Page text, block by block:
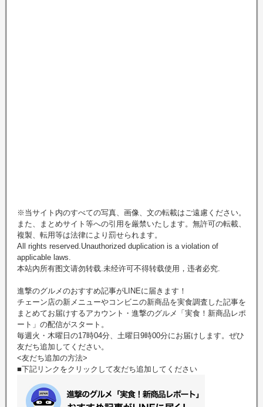
※当サイト内のすべての写真、画像、文の転載はご遠慮ください。
また、まとめサイト等への引用を厳禁いたします。無許可の転載、
複製、転用等は法律により罰せられます。
All rights reserved.Unauthorized duplication is a violation of
applicable laws.
本站內所有图文请勿转载.未经许可不得转载使用，违者必究.
進撃のグルメのおすすめ記事がLINEに届きます！
チェーン店の新メニューやコンビニの新商品を実食調査した記事を
まとめてお届けするアカウント・進撃のグルメ「実食！新商品レポ
ート」の配信がスタート。
毎週火・木曜日の17時04分、土曜日9時00分にお届けします。ぜひ
友だち追加してください。
<友だち追加の方法>
■下記リンクをクリックして友だち追加してください